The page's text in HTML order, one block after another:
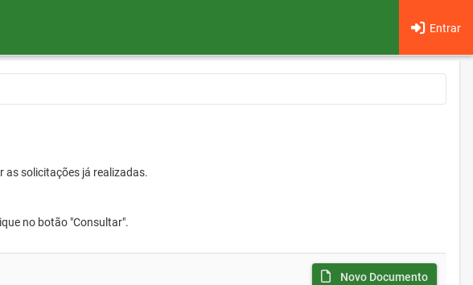
Entrar
as solicitações já realizadas.
no botão "Consultar".
Novo Documento